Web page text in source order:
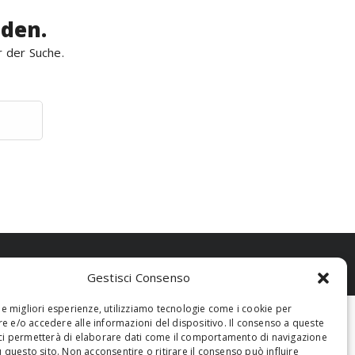
Gestisci Consenso
migliori esperienze, utilizziamo tecnologie come i cookie per
e/o accedere alle informazioni del dispositivo. Il consenso a queste
permetterà di elaborare dati come il comportamento di navigazione
questo sito. Non acconsentire o ritirare il consenso può influire
Suche.